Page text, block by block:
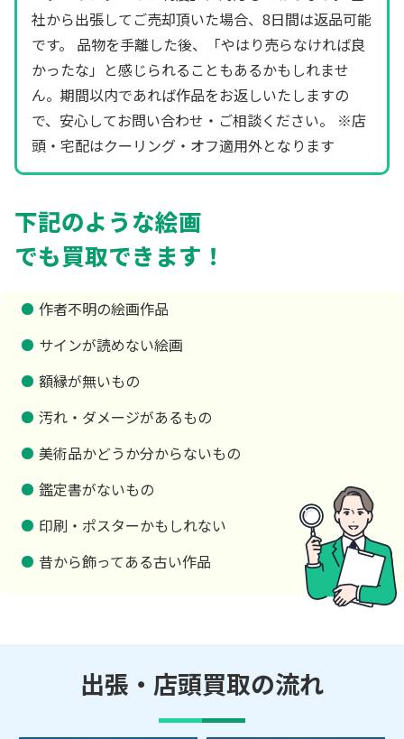
社から出張してご売却頂いた場合、8日間は返品可能
です。 品物を手離した後、「やはり売らなければ良
かったな」と感じられることもあるかもしれませ
ん。期間以内であれば作品をお返しいたしますの
で、安心してお問い合わせ・ご相談ください。 ※店
頭・宅配はクーリング・オフ適用外となります
下記のような絵画
でも買取できます！
作者不明の絵画作品
サインが読めない絵画
額縁が無いもの
汚れ・ダメージがあるもの
美術品かどうか分からないもの
鑑定書がないもの
印刷・ポスターかもしれない
昔から飾ってある古い作品
出張・店頭買取の流れ